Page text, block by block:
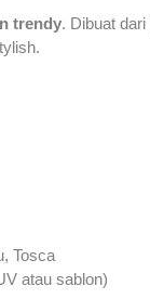
trendy. Dibuat dari
Tosca
atau sablon)